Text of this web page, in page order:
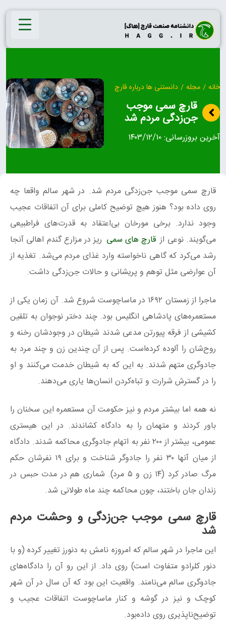
Skip
content
خانه / مجله / دانستنی ها درباره قارچ
قارچ سمی موجب
جن‌زدگی مردم شد
آخرین بروزرسانی:۱۴۰۳/۱۲/۱۰
قارچ سمی موجب جن‌زدگی مردم شد. در شهر سالم واقعا چه
روی داده بود؟ هنوز هیچ توضیح کاملی برای آن اتفاقات عجیب
وجود ندارد. برخی مورخان بی‌اعتقاد به قدرت‌های فراطبیعی
می‌گویند. نوعی از قارچ های سمی ریز در مزارع گندم اهالی آنجا
رشد می‌کرد که گاهی ناخواسته وارد غذای مردم می‌شد. تغذیه از
آن عوارضی مثل توهم و پریشانی و حالات جن‌زدگی داشت.
ماجرا از زمستان ۱۶۹۲ در ماساچوست شروع شد. آن زمان یکی از
مستعمره‌های پادشاهی انگلیس بود. چند دختر نوجوان به تلقین
کشیشی از فرقه پیورتن مدعی شدند شیطان در وجودشان رخنه و
روح‌شان را آلوده کرده‌است. پس از آن چندین زن و چند مرد به
جادوگری متهم شدند. به این که به شیطان خدمت می‌کنند و او
را در گسترش شرارت و تباه‌کردن انسان‌ها یاری می‌دهند.
نه همه اما بیشتر مردم و نیز حکومت آن مستعمره این سخنان را
باور کردند و متهمان را به دادگاه کشاندند. در این هیستری
عمومی، بیشتر از ۲۰۰ نفر به اتهام جادوگری محاکمه شدند. دادگاه
از میان آنها ۳۰ نفر را جادوگر شناخت و برای ۱۹ نفرشان حکم
مرگ صادر کرد (۱۴ زن و ۵ مرد). شماری هم در مدت حبس در
زندان جان باختند، چون محاکمه چند ماه طولانی شد.
قارچ سمی موجب جن‌زدگی و وحشت مردم
شد
این ماجرا در شهر سالم که امروزه نامش به دنورز تغییر کرده (و با
دنور کلرادو متفاوت است) روی داد. از این‌ رو آن را دادگاه‌های
جادوگری سالم می‌نامند. واقعیت این بود که آن سال در آن شهر
کوچک و نیز در گوشه و کنار ماساچوست اتفاقات عجیب و
توضیح‌ناپذیری روی داده‌بود.